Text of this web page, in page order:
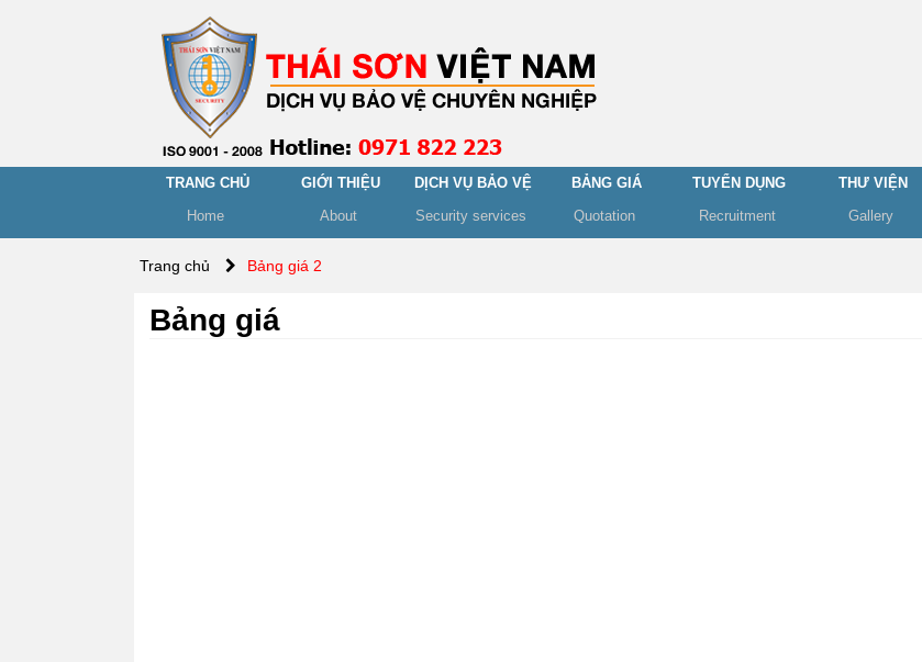
TRANG CHỦ
Home
GIỚI THIỆU
About
DỊCH VỤ BẢO VỆ
Security services
BẢNG GIÁ
Quotation
TUYỂN DỤNG
Recruitment
THƯ VIỆN
Gallery
Trang chủ Bảng giá 2
Bảng giá